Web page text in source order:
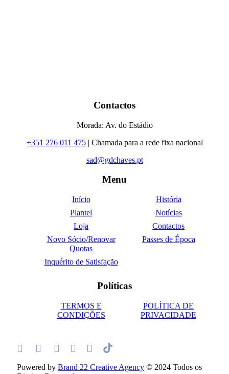
Contactos
Morada: Av. do Estádio
+351 276 011 475| Chamada para a rede fixa nacional
sad@gdchaves.pt
Menu
Início
História
Plantel
Notícias
Loja
Contactos
Novo Sócio/Renovar
Quotas
Passes de Época
Inquérito de Satisfação
Políticas
TERMOS E
CONDIÇÕES
POLÍTICA DE
PRIVACIDADE
Powered by Brand 22 Creative Agency © 2024 Todos os